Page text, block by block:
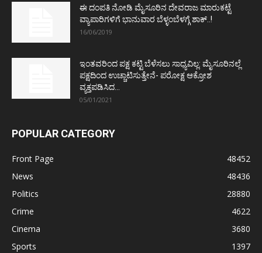
ಈ ದಂಪತಿ ನೋಡಿ ಮೈಸೂರಿನ ದೇವರಾಜ ಮಾರುಕಟ್ಟೆ
ವ್ಯಾಪಾರಿಗಳಿಗೆ ಭಾನುವಾರ ಬೆಳ್ಳಂಬೆಳಗ್ಗೆ ಶಾಕ್..!
16/06/2019
ಇಂತವರಿಂದ ಪಕ್ಷ ಕಟ್ಟಿ ಬೆಳೆಸಲು ಸಾಧ್ಯವಿಲ್ಲ: ಮೈಸೂರಿನಲ್ಲೆ
ಪಕ್ಷದಿಂದ ಉಚ್ಚಾಟಿಸುತ್ತೇನೆ- ಪರೋಕ್ಷ ಆಕ್ರೋಶ
ವ್ಯಕ್ತಪಡಿಸಿದ...
05/01/2021
POPULAR CATEGORY
Front Page
48452
News
48436
Politics
28880
Crime
4622
Cinema
3680
Sports
1397